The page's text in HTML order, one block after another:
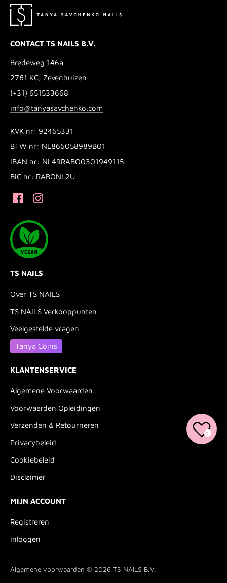
CONTACT TS NAILS B.V.
Bredeweg 146a
2761 KC, Zevenhuizen
(+31) 651533668
info@tanyasavchenko.com
KVK nr: 92465331
BTW nr: NL866058989B01
IBAN nr: NL49RABO0301949115
BIC nr: RABONL2U
TS NAILS
Over TS NAILS
TS NAILS Verkooppunten
Veelgestelde vragen
Tanya Coins
KLANTENSERVICE
Algemene Voorwaarden
Voorwaarden Opleidingen
Verzenden & Retourneren
Privacybeleid
Cookiebeleid
Disclaimer
MIJN ACCOUNT
Registreren
Inloggen
Algemene voorwaarden © 2026 TS NAILS B.V.
0